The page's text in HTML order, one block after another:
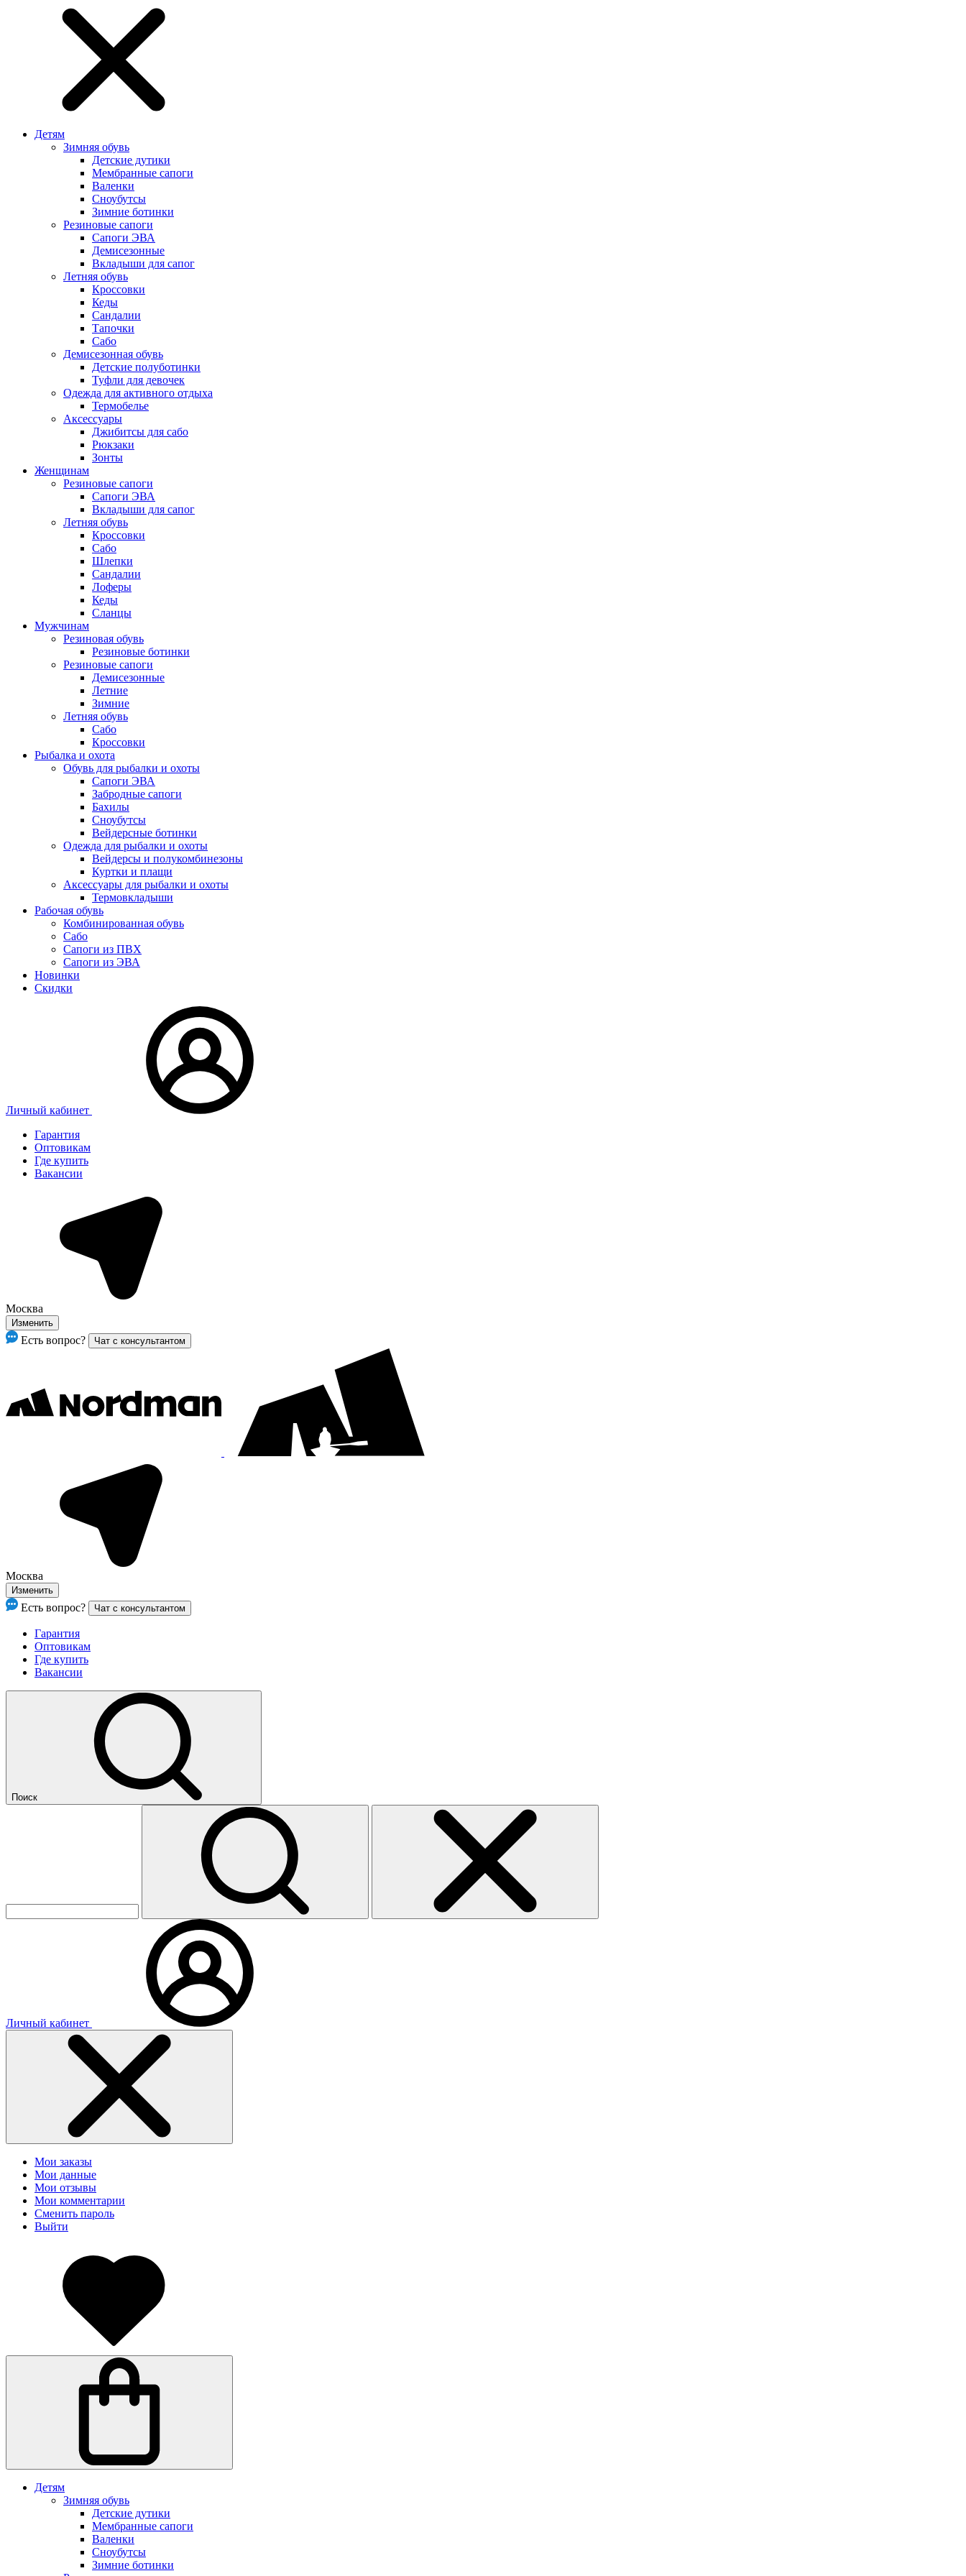
Детям
Зимняя обувь
Детские дутики
Мембранные сапоги
Валенки
Сноубутсы
Зимние ботинки
Резиновые сапоги
Сапоги ЭВА
Демисезонные
Вкладыши для сапог
Летняя обувь
Кроссовки
Кеды
Сандалии
Тапочки
Сабо
Демисезонная обувь
Детские полуботинки
Туфли для девочек
Одежда для активного отдыха
Термобелье
Аксессуары
Джибитсы для сабо
Рюкзаки
Зонты
Женщинам
Резиновые сапоги
Cапоги ЭВА
Вкладыши для сапог
Летняя обувь
Кроссовки
Сабо
Шлепки
Сандалии
Лоферы
Кеды
Сланцы
Мужчинам
Резиновая обувь
Резиновые ботинки
Резиновые сапоги
Демисезонные
Летние
Зимние
Летняя обувь
Сабо
Кроссовки
Рыбалка и охота
Обувь для рыбалки и охоты
Сапоги ЭВА
Забродные сапоги
Бахилы
Сноубутсы
Вейдерсные ботинки
Одежда для рыбалки и охоты
Вейдерсы и полукомбинезоны
Куртки и плащи
Аксессуары для рыбалки и охоты
Термовкладыши
Рабочая обувь
Комбинированная обувь
Сабо
Сапоги из ПВХ
Сапоги из ЭВА
Новинки
Скидки
Личный кабинет
Гарантия
Оптовикам
Где купить
Вакансии
Москва
Изменить
Есть вопрос? Чат с консультантом
Москва
Изменить
Есть вопрос? Чат с консультантом
Гарантия
Оптовикам
Где купить
Вакансии
Поиск
Личный кабинет
Мои заказы
Мои данные
Мои отзывы
Мои комментарии
Сменить пароль
Выйти
Детям
Зимняя обувь
Детские дутики
Мембранные сапоги
Валенки
Сноубутсы
Зимние ботинки